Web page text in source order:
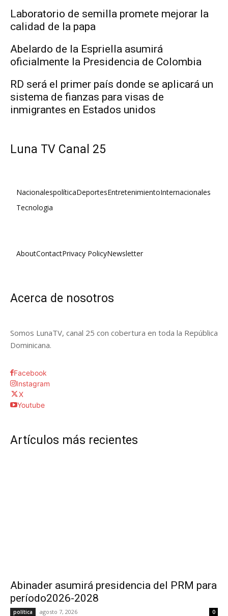
Laboratorio de semilla promete mejorar la
calidad de la papa
Abelardo de la Espriella asumirá
oficialmente la Presidencia de Colombia
RD será el primer país donde se aplicará un
sistema de fianzas para visas de
inmigrantes en Estados unidos
Luna TV Canal 25
NacionalespolíticaDeportesEntretenimientoInternacionales
Tecnologia
AboutContactPrivacy PolicyNewsletter
Acerca de nosotros
Somos LunaTV, canal 25 con cobertura en toda la República
Dominicana.
Facebook
Instagram
X
Youtube
Artículos más recientes
Abinader asumirá presidencia del PRM para
período2026-2028
política agosto 7, 2026 0